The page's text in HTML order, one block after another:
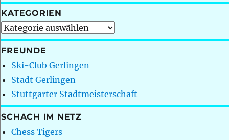
KATEGORIEN
Kategorien
FREUNDE
Ski-Club Gerlingen
Stadt Gerlingen
Stuttgarter Stadtmeisterschaft
SCHACH IM NETZ
Chess Tigers